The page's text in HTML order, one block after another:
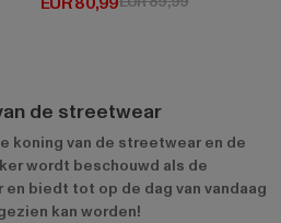
de streetwear
koning van de streetwear en de
wordt beschouwd als de
biedt tot op de dag van vandaag
kan worden!